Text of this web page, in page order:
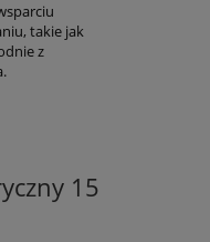
takie jak
z
15